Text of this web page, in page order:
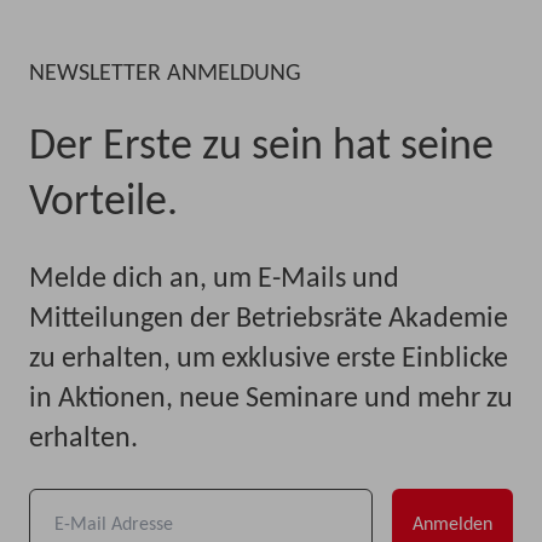
NEWSLETTER ANMELDUNG
Der Erste zu sein hat seine
Vorteile.
Melde dich an, um E-Mails und
Mitteilungen der Betriebsräte Akademie
zu erhalten, um exklusive erste Einblicke
in Aktionen, neue Seminare und mehr zu
erhalten.
Anmelden